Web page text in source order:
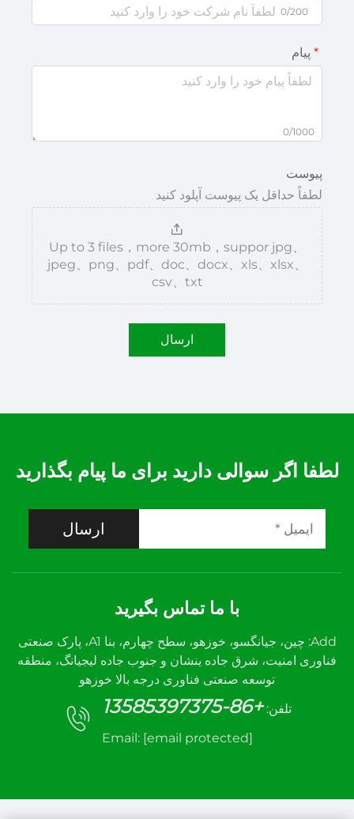
0/200
پیام
0/1000
پیوست
لطفاً حداقل یک پیوست آپلود کنید
Up to 3 files，more 30mb，suppor jpg、
jpeg、png、pdf、doc、docx、xls、xlsx、
csv、txt
ارسال
لطفا اگر سوالی دارید برای ما پیام بگذارید
ارسال
با ما تماس بگیرید
Add: چین، جیانگسو، خوزهو، سطح چهارم، بنا A1، پارک صنعتی
فناوری امنیت، شرق جاده ینشان و جنوب جاده لیجیانگ، منطقه
توسعه صنعتی فناوری درجه بالا خوزهو
تلفن: +86-13585397375
Email: [email protected]